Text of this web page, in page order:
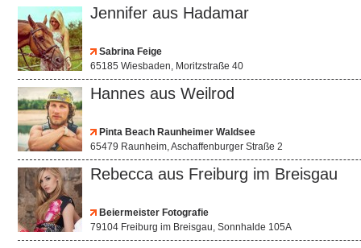
Jennifer aus Hadamar
Sabrina Feige
65185 Wiesbaden, Moritzstraße 40
Hannes aus Weilrod
Pinta Beach Raunheimer Waldsee
65479 Raunheim, Aschaffenburger Straße 2
Rebecca aus Freiburg im Breisgau
Beiermeister Fotografie
79104 Freiburg im Breisgau, Sonnhalde 105A